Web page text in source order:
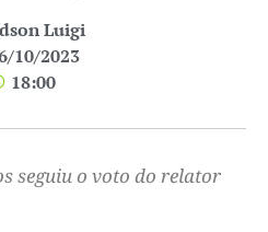
Luigi
10/2023
18:00
seguiu o voto do relator